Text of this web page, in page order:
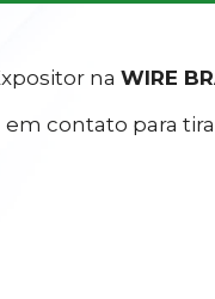
na WIRE
contato para